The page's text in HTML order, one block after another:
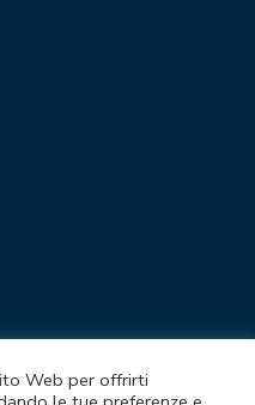
Web per offrirti